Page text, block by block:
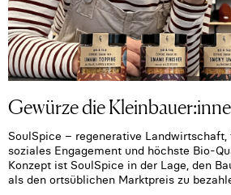
Gewürze die
SoulSpice – regenerative Landwirtschaft,
soziales Engagement und höchste Bio-
Konzept ist SoulSpice in der Lage, den
als den ortsüblichen Marktpreis zu